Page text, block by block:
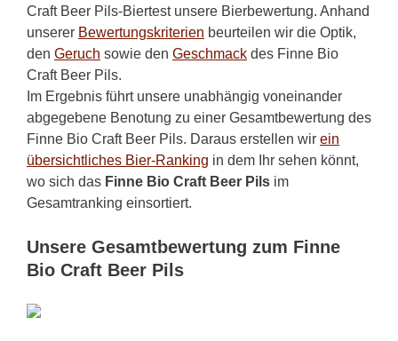
Craft Beer Pils-Biertest unsere Bierbewertung. Anhand
unserer Bewertungskriterien beurteilen wir die Optik,
den Geruch sowie den Geschmack des Finne Bio
Craft Beer Pils.
Im Ergebnis führt unsere unabhängig voneinander
abgegebene Benotung zu einer Gesamtbewertung des
Finne Bio Craft Beer Pils. Daraus erstellen wir ein
übersichtliches Bier-Ranking in dem Ihr sehen könnt,
wo sich das Finne Bio Craft Beer Pils im
Gesamtranking einsortiert.
Unsere Gesamtbewertung zum Finne
Bio Craft Beer Pils